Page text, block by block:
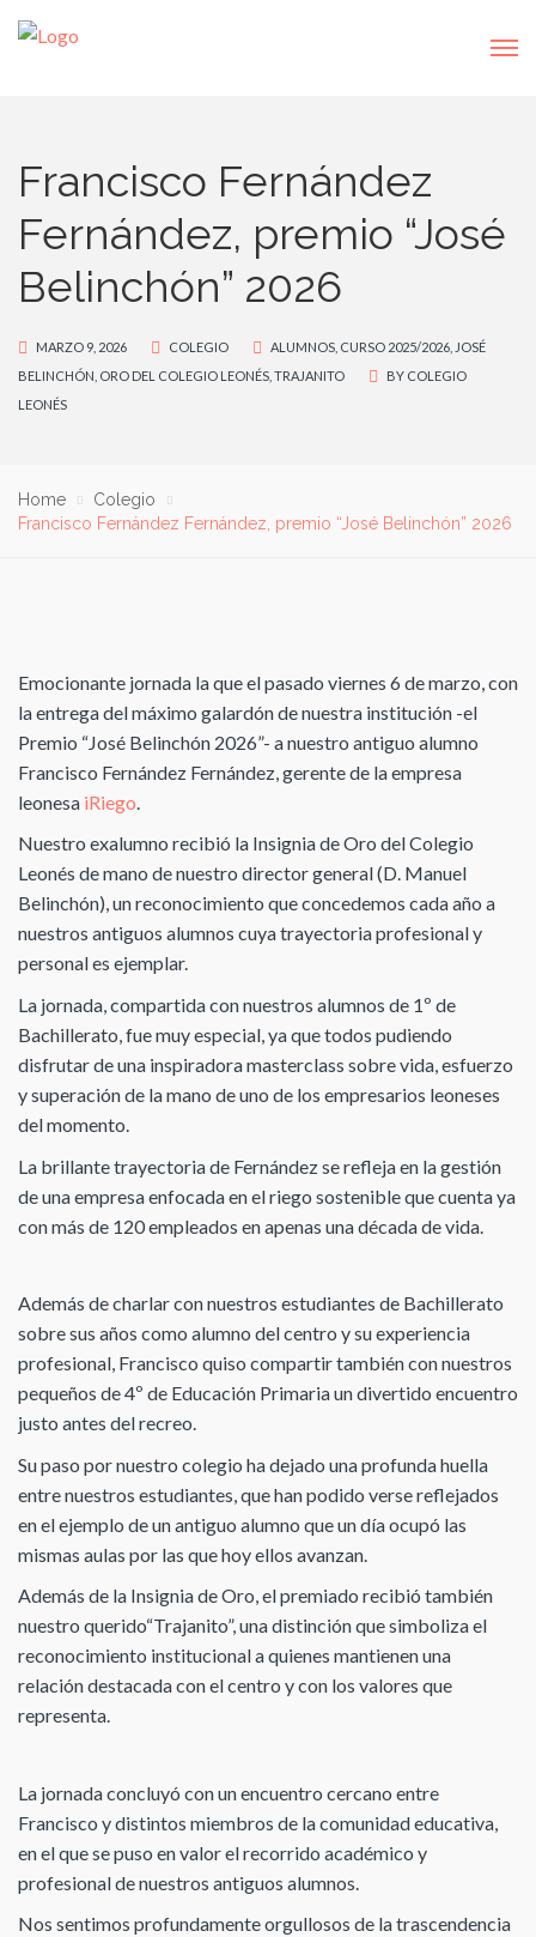
Francisco Fernández
Fernández, premio “José
Belinchón” 2026
MARZO 9, 2026 COLEGIO ALUMNOS CURSO 2025/2026 JOSÉ
BELINCHÓN ORO DEL COLEGIO LEONÉS TRAJANITO BY COLEGIO
LEONÉS
Home
Colegio
Francisco Fernández Fernández, premio “José Belinchón” 2026
Emocionante jornada la que el pasado viernes 6 de marzo, con
la entrega del máximo galardón de nuestra institución -el
Premio “José Belinchón 2026”- a nuestro antiguo alumno
Francisco Fernández Fernández, gerente de la empresa
leonesa iRiego
Nuestro exalumno recibió la Insignia de Oro del Colegio
Leonés de mano de nuestro director general (D. Manuel
Belinchón), un reconocimiento que concedemos cada año a
nuestros antiguos alumnos cuya trayectoria profesional y
personal es ejemplar.
La jornada, compartida con nuestros alumnos de 1º de
Bachillerato, fue muy especial, ya que todos pudiendo
disfrutar de una inspiradora masterclass sobre vida, esfuerzo
y superación de la mano de uno de los empresarios leoneses
del momento.
La brillante trayectoria de Fernández se refleja en la gestión
de una empresa enfocada en el riego sostenible que cuenta ya
con más de 120 empleados en apenas una década de vida.
Además de charlar con nuestros estudiantes de Bachillerato
sobre sus años como alumno del centro y su experiencia
profesional, Francisco quiso compartir también con nuestros
pequeños de 4º de Educación Primaria un divertido encuentro
justo antes del recreo.
Su paso por nuestro colegio ha dejado una profunda huella
entre nuestros estudiantes, que han podido verse reflejados
en el ejemplo de un antiguo alumno que un día ocupó las
mismas aulas por las que hoy ellos avanzan.
Además de la Insignia de Oro, el premiado recibió también
nuestro querido“Trajanito”, una distinción que simboliza el
reconocimiento institucional a quienes mantienen una
relación destacada con el centro y con los valores que
representa.
La jornada concluyó con un encuentro cercano entre
Francisco y distintos miembros de la comunidad educativa,
en el que se puso en valor el recorrido académico y
profesional de nuestros antiguos alumnos.
Nos sentimos profundamente orgullosos de la trascendencia